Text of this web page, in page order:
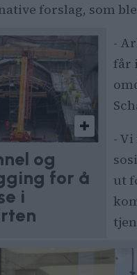
forslag, som
og
for å
i
-
får
-
ut